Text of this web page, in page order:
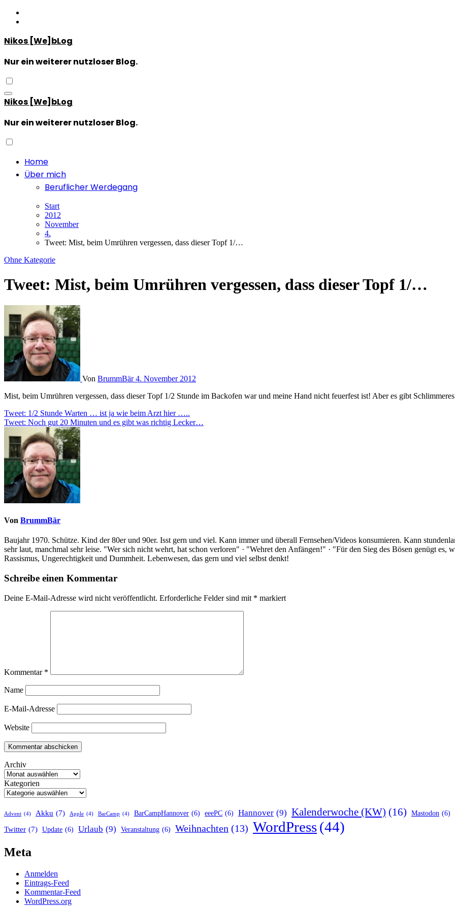
Zum
Inhalt
Nikos [We]bLog
Nur ein weiterer nutzloser Blog.
Nikos [We]bLog
Nur ein weiterer nutzloser Blog.
Home
Über mich
Beruflicher Werdegang
Start
2012
November
4.
Tweet: Mist, beim Umrühren vergessen, dass dieser Topf 1/…
Ohne Kategorie
Tweet: Mist, beim Umrühren vergessen, dass dieser Topf 1/…
Von BrummBär4. November 2012
Mist, beim Umrühren vergessen, dass dieser Topf 1/2 Stunde im Backofen war und meine Hand nicht feuerfest ist! Aber es gibt
Beitragsnavigation
Tweet: 1/2 Stunde Warten … ist ja wie beim Arzt hier …..
Tweet: Noch gut 20 Minuten und es gibt was richtig Lecker…
Von BrummBär
Baujahr 1970. Schütze. Kind der 80er und 90er. Isst gern und viel. Kann immer und überall Fernsehen/Videos konsumieren. Kann
sehr laut, manchmal sehr leise. "Wer sich nicht wehrt, hat schon verloren" · "Wehret den Anfängen!" · "Für den Sieg des Bösen genügt es,
Rassismus, Ungerechtigkeit und Dummheit. Lebenwesen, das gern und viel selbst denkt!
Schreibe einen Kommentar
Deine E-Mail-Adresse wird nicht veröffentlicht. Erforderliche Felder sind mit * markiert
Kommentar *
Name
E-Mail-Adresse
Website
Archiv
Kategorien
Advent (4) Akku (7) Apple (4) BarCamp (4) BarCampHannover (6) eeePC (6) Hannover (9) Kalenderwoche (KW) (16) Mastodon (6)
Twitter (7) Update (6) Urlaub (9) Veranstaltung (6) Weihnachten (13) WordPress(44)
Meta
Anmelden
Eintrags-Feed
Kommentar-Feed
WordPress.org